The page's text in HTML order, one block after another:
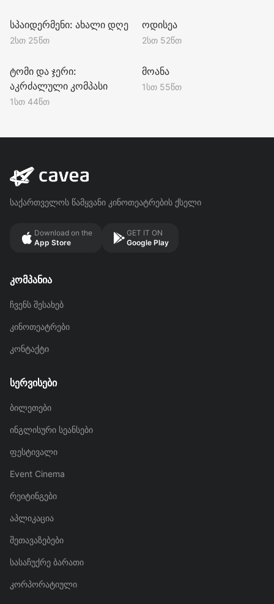
PG-13
სპაიდერმენი: ახალი დღე
2სთ 25წთ
ოდისეა
2სთ 52წთ
ტომი და ჯერი:
აკრძალული კომპასი
1სთ 44წთ
მოანა
1სთ 55წთ
საქართველოს წამყვანი კინოთეატრების ქსელი
Download on the
App Store
GET IT ON
Google Play
კომპანია
ჩვენს შესახებ
კინოთეატრები
კონტაქტი
სერვისები
ბილეთები
ინგლისური სეანსები
ფესტივალი
Event Cinema
რეიტინგები
აპლიკაცია
შეთავაზებები
სასაჩუქრე ბარათი
კორპორატიული